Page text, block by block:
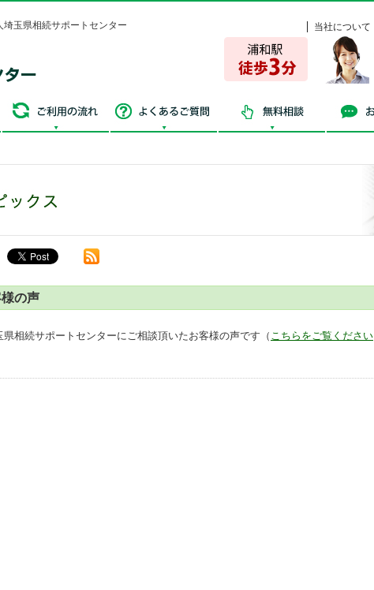
玉県相続サポートセンター 当社について
争続・失敗事例 ご利用の流れ よくあるご質問 無料相談
の声
県相続サポートセンターにご相談頂いたお客様の声です（ こちらをご覧ください